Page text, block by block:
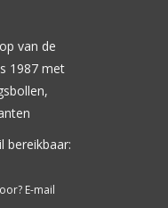
van de
1987 met
bereikbaar:
E-mail